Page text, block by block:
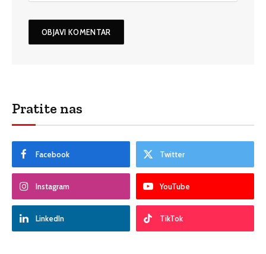
Pratite nas
Facebook Twitter
Instagram YouTube
LinkedIn TikTok